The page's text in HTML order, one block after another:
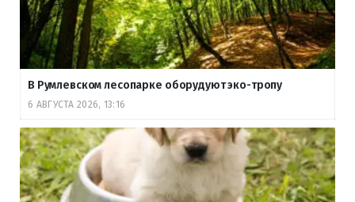
В Румлевском лесопарке оборудуют эко-тропу
6 АВГУСТА 2026, 13:16